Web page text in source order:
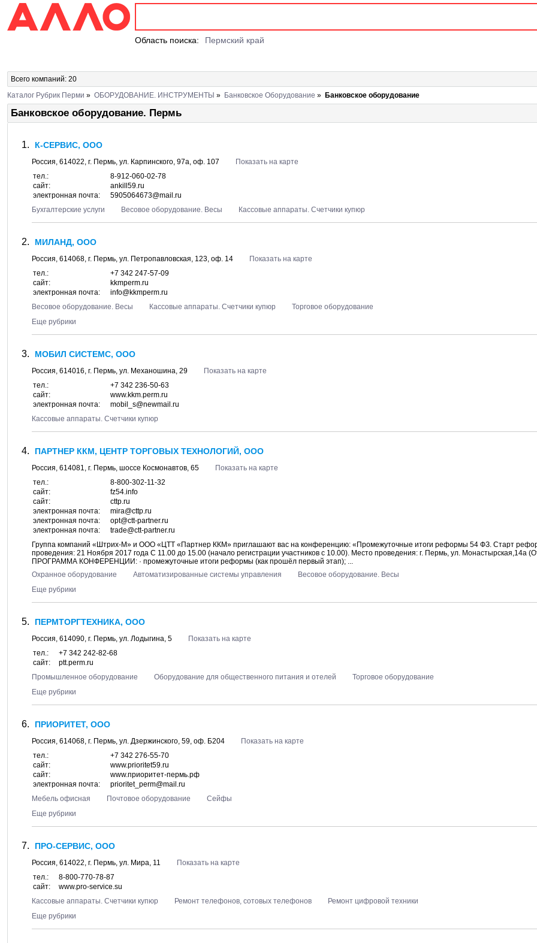
Область поиска: Пермский край
Всего компаний: 20
Каталог Рубрик Перми » ОБОРУДОВАНИЕ. ИНСТРУМЕНТЫ » Банковское Оборудование » Банковское оборудование
Банковское оборудование. Пермь
К-СЕРВИС, ООО
Россия, 614022, г. Пермь, ул. Карпинского, 97а, оф. 107
Показать на карте
тел.:
8-912-060-02-78
сайт:
ankill59.ru
электронная почта:
5905064673@mail.ru
Бухгалтерские услуги
Весовое оборудование. Весы Кассовые аппараты. Счетчики купюр
МИЛАНД, ООО
Россия, 614068, г. Пермь, ул. Петропавловская, 123, оф. 14
Показать на карте
тел.:
+7 342 247-57-09
сайт:
kkmperm.ru
электронная почта:
info@kkmperm.ru
Весовое оборудование. Весы
Кассовые аппараты. Счетчики купюр
Торговое оборудование
Еще рубрики
МОБИЛ СИСТЕМС, ООО
Россия, 614016, г. Пермь, ул. Механошина, 29
Показать на карте
тел.:
+7 342 236-50-63
сайт:
www.kkm.perm.ru
электронная почта:
mobil_s@newmail.ru
Кассовые аппараты. Счетчики купюр
ПАРТНЕР ККМ, ЦЕНТР ТОРГОВЫХ ТЕХНОЛОГИЙ, ООО
Россия, 614081, г. Пермь, шоссе Космонавтов, 65
Показать на карте
тел.:
8-800-302-11-32
сайт:
fz54.info
сайт:
cttp.ru
электронная почта:
mira@cttp.ru
электронная почта:
opt@ctt-partner.ru
электронная почта:
trade@ctt-partner.ru
Группа компаний «Штрих-М» и ООО «ЦТТ «Партнер ККМ» приглашают вас на конференцию: «Промежуточные итоги реформы 54 ФЗ. Старт
проведения: 21 Ноября 2017 года С 11.00 до 15.00 (начало регистрации участников с 10.00). Место проведения: г. Пермь, ул. Монастырская,14а
ПРОГРАММА КОНФЕРЕНЦИИ: · промежуточные итоги реформы (как прошёл первый этап); ...
Охранное оборудование
Автоматизированные системы управления
Весовое оборудование. Весы
Еще рубрики
ПЕРМТОРГТЕХНИКА, ООО
Россия, 614090, г. Пермь, ул. Лодыгина, 5
Показать на карте
тел.:
+7 342 242-82-68
сайт:
ptt.perm.ru
Промышленное оборудование
Оборудование для общественного питания и отелей
Торговое оборудование
Еще рубрики
ПРИОРИТЕТ, ООО
Россия, 614068, г. Пермь, ул. Дзержинского, 59, оф. Б204
Показать на карте
тел.:
+7 342 276-55-70
сайт:
www.prioritet59.ru
сайт:
www.приоритет-пермь.рф
электронная почта:
prioritet_perm@mail.ru
Мебель офисная
Почтовое оборудование
Сейфы
Еще рубрики
ПРО-СЕРВИС, ООО
Россия, 614022, г. Пермь, ул. Мира, 11
Показать на карте
тел.:
8-800-770-78-87
сайт:
www.pro-service.su
Кассовые аппараты. Счетчики купюр
Ремонт телефонов, сотовых телефонов
Ремонт цифровой техники
Еще рубрики